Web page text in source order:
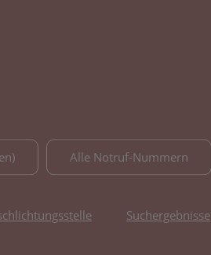
Alle Notruf-Nummern
Suchergebnisse